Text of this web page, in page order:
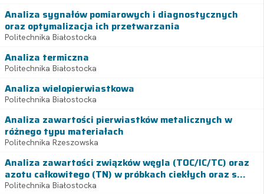
Analiza sygnałów pomiarowych i diagnostycznych
oraz optymalizacja ich przetwarzania
Politechnika Białostocka
Analiza termiczna
Politechnika Białostocka
Analiza wielopierwiastkowa
Politechnika Białostocka
Analiza zawartości pierwiastków metalicznych w
różnego typu materiałach
Politechnika Rzeszowska
Analiza zawartości związków węgla (TOC/IC/TC) oraz
azotu całkowitego (TN) w próbkach ciekłych oraz s...
Politechnika Białostocka